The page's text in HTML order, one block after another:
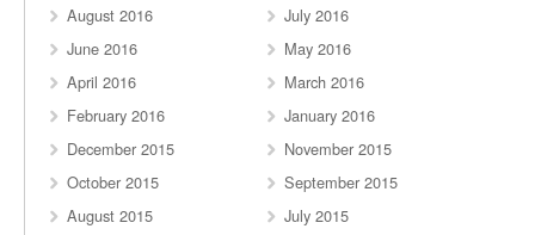
August 2016
July 2016
June 2016
May 2016
April 2016
March 2016
February 2016
January 2016
December 2015
November 2015
October 2015
September 2015
August 2015
July 2015